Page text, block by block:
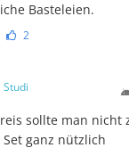
Basteleien.
2
Studi
sollte man nicht
ganz nützlich